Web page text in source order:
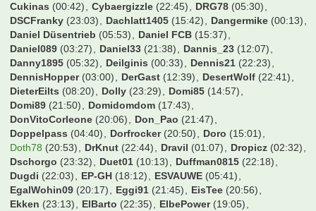
Cukinas (00:42) Cybaergizzle (22:45) DRG78 (05:30)
DSCFranky (23:03) Dachlatt1405 (15:42) Dangermike (00:13)
Daniel Düsentrieb (05:53) Daniel FCB (15:37)
Daniel089 (03:27) Daniel33 (21:38) Dannis_23 (12:07)
Danny1895 (05:32) Deilginis (00:33) Dennis21 (22:23)
DennisHopper(03:00) DerGast (12:39) DesertWolf (22:41)
DieterEilts (08:20) Dolly (23:29) Domi85 (14:57)
Domi89 (21:50) Domidomdom (17:43)
DonVitoCorleone (20:06) Don_Pao (21:47)
Doppelpass (04:40) Dorfrocker(20:50) Doro (15:01)
Doth78 (20:53) DrKnut (22:44) Dravil (01:07) Dropicz (02:32)
Dschorgo (23:32) Duet01 (10:13) Duffman0815 (22:18)
Dugdi (22:03) EP-GH (18:12) ESVAUWE (05:41)
EgalWohin09 (20:17) Eggi91 (21:45) EisTee (20:56)
Ekken (23:13) ElBarto (22:35) ElbePower(19:05)